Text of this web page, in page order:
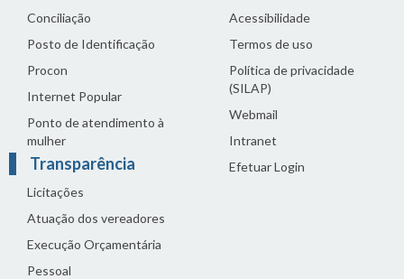
Conciliação
Posto de Identificação
Procon
Internet Popular
Ponto de atendimento à
mulher
Transparência
Licitações
Atuação dos vereadores
Execução Orçamentária
Pessoal
Acessibilidade
Termos de uso
Política de privacidade
(SILAP)
Webmail
Intranet
Efetuar Login